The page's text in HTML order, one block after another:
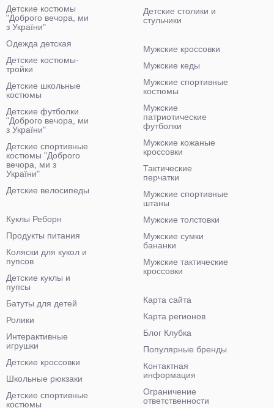
Детские столики и
стульчики
Детские костюмы
"Доброго вечора, ми
з України"
Одежда детская
Детские костюмы-
тройки
Детские школьные
костюмы
Детские футболки
"Доброго вечора, ми
з України"
Детские спортивные
костюмы "Доброго
вечора, ми з
України"
Детские велосипеды
Мужские кроссовки
Мужские кеды
Мужские спортивные
костюмы
Мужские
патриотические
футболки
Мужские кожаные
кроссовки
Тактические
перчатки
Мужские спортивные
штаны
Мужские толстовки
Мужские сумки
бананки
Мужские тактические
кроссовки
Куклы Реборн
Продукты питания
Коляски для кукол и
пупсов
Детские куклы и
пупсы
Батуты для детей
Ролики
Интерактивные
игрушки
Детские кроссовки
Школьные рюкзаки
Детские спортивные
костюмы
Карта сайта
Карта регионов
Блог Клубка
Популярные бренды
Контактная
информация
Ограничение
ответственности